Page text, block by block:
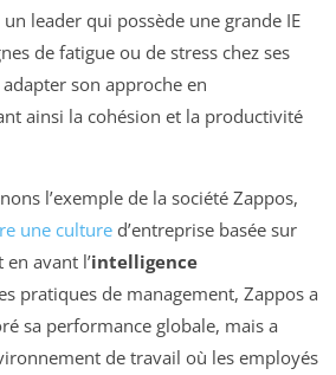
leader qui possède une grande IE
de fatigue ou de stress chez ses
son approche en
ainsi la cohésion et la productivité
l’exemple de la société Zappos,
une culture d’entreprise basée sur
en avant l’intelligence
pratiques de management, Zappos a
sa performance globale, mais a
de travail où les employés